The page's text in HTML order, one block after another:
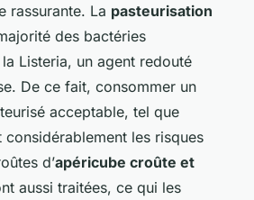
rassurante. La pasteurisation
des bactéries
Listeria, un agent redouté
De ce fait, consommer un
acceptable, tel que
considérablement les risques
d’apéricube croûte et
aussi traitées, ce qui les